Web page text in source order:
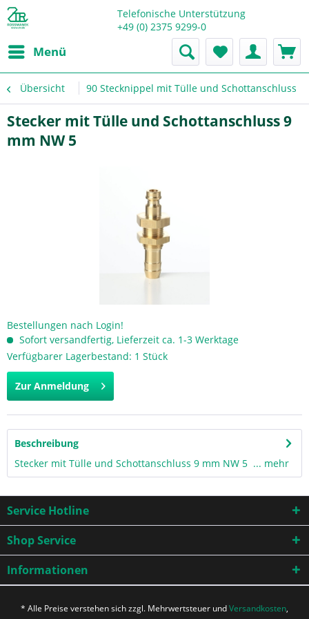
Telefonische Unterstützung
+49 (0) 2375 9299-0
Menü
Übersicht 90 Stecknippel mit Tülle und Schottanschluss
Stecker mit Tülle und Schottanschluss 9
mm NW 5
Bestellungen nach Login!
Sofort versandfertig, Lieferzeit ca. 1-3 Werktage
Verfügbarer Lagerbestand: 1 Stück
Zur Anmeldung
Beschreibung
Stecker mit Tülle und Schottanschluss 9 mm NW 5 ... mehr
Service Hotline
Shop Service
Informationen
* Alle Preise verstehen sich zzgl. Mehrwertsteuer undVersandkosten,